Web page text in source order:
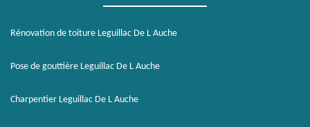
Rénovation de toiture Leguillac De L Auche
Pose de gouttière Leguillac De L Auche
Charpentier Leguillac De L Auche